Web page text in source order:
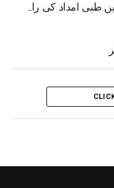
طبی امداد کی راہ